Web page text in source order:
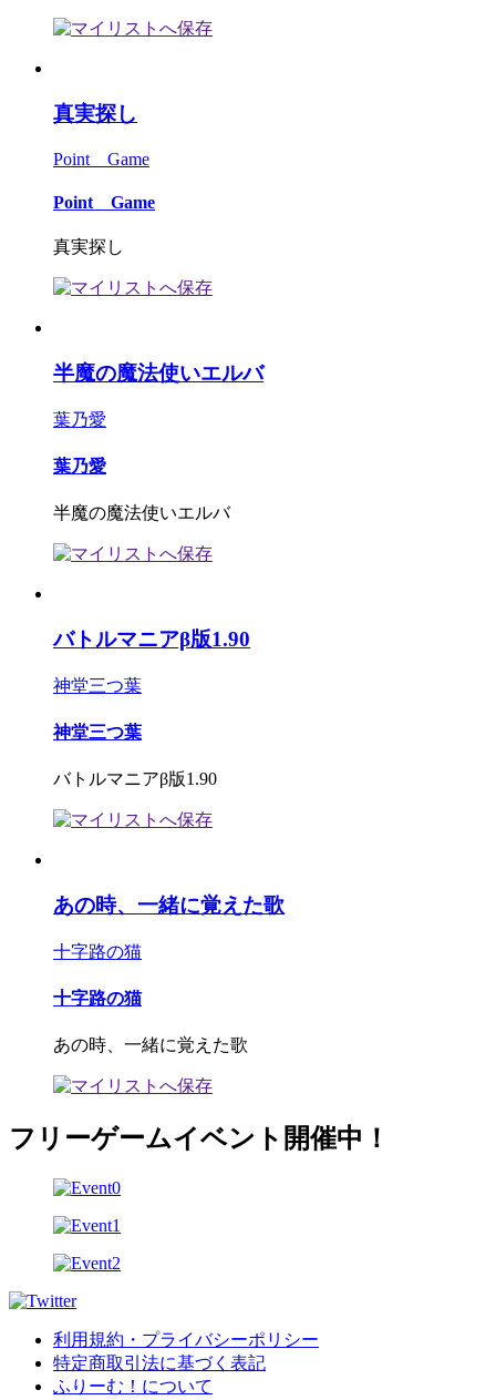
真実探し
Point Game
Point Game
真実探し
半魔の魔法使いエルバ
葉乃愛
葉乃愛
半魔の魔法使いエルバ
バトルマニアβ版1.90
神堂三つ葉
神堂三つ葉
バトルマニアβ版1.90
あの時、一緒に覚えた歌
十字路の猫
十字路の猫
あの時、一緒に覚えた歌
フリーゲームイベント開催中！
利用規約・プライバシーポリシー
特定商取引法に基づく表記
ふりーむ！について